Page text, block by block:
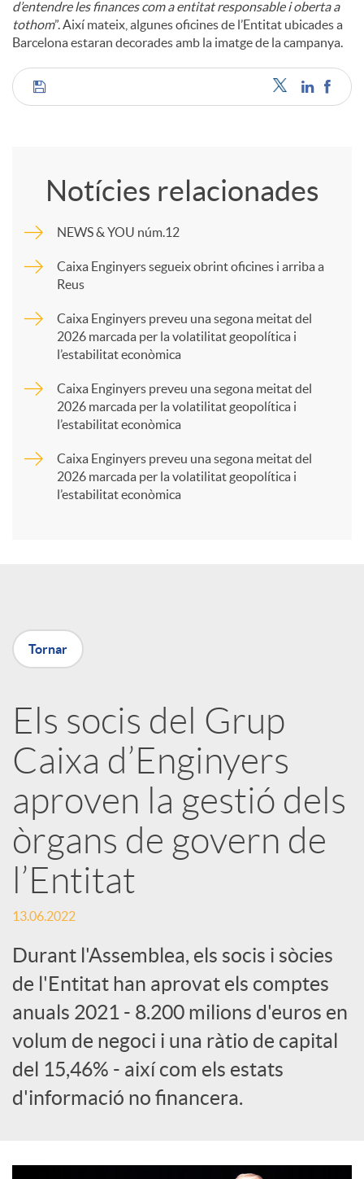
d’entendre les finances com a entitat responsable i oberta a
tothom”. Així mateix, algunes oficines de l’Entitat ubicades a
Barcelona estaran decorades amb la imatge de la campanya.
C
p
a
X
r
x
e
s
S
o
c
i
Notícies relacionades
NEWS & YOU núm.12
Caixa Enginyers segueix obrint oficines i arriba a
Reus
Caixa Enginyers preveu una segona meitat del
2026 marcada per la volatilitat geopolítica i
l’estabilitat econòmica
Caixa Enginyers preveu una segona meitat del
2026 marcada per la volatilitat geopolítica i
l’estabilitat econòmica
Caixa Enginyers preveu una segona meitat del
2026 marcada per la volatilitat geopolítica i
l’estabilitat econòmica
Tornar
Els socis del Grup
Caixa d’Enginyers
aproven la gestió dels
òrgans de govern de
l’Entitat
13.06.2022
Durant l'Assemblea, els socis i sòcies
de l'Entitat han aprovat els comptes
anuals 2021 - 8.200 milions d'euros en
volum de negoci i una ràtio de capital
del 15,46% - així com els estats
d'informació no financera.